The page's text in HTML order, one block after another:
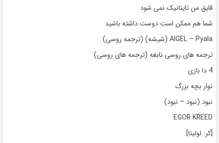
قایق من تایتانیک نمی شود
شما هم ممکن است دوست داشته باشید
AIGEL – Pyala (شیشه) (ترجمه روسی)
ترجمه های روسی نابغه (ترجمه های روسی)
4 دا بازی
نوار بچه بزرگ
نبود (نبود – نبود)
EGOR KREED
[کر: لولیتا]